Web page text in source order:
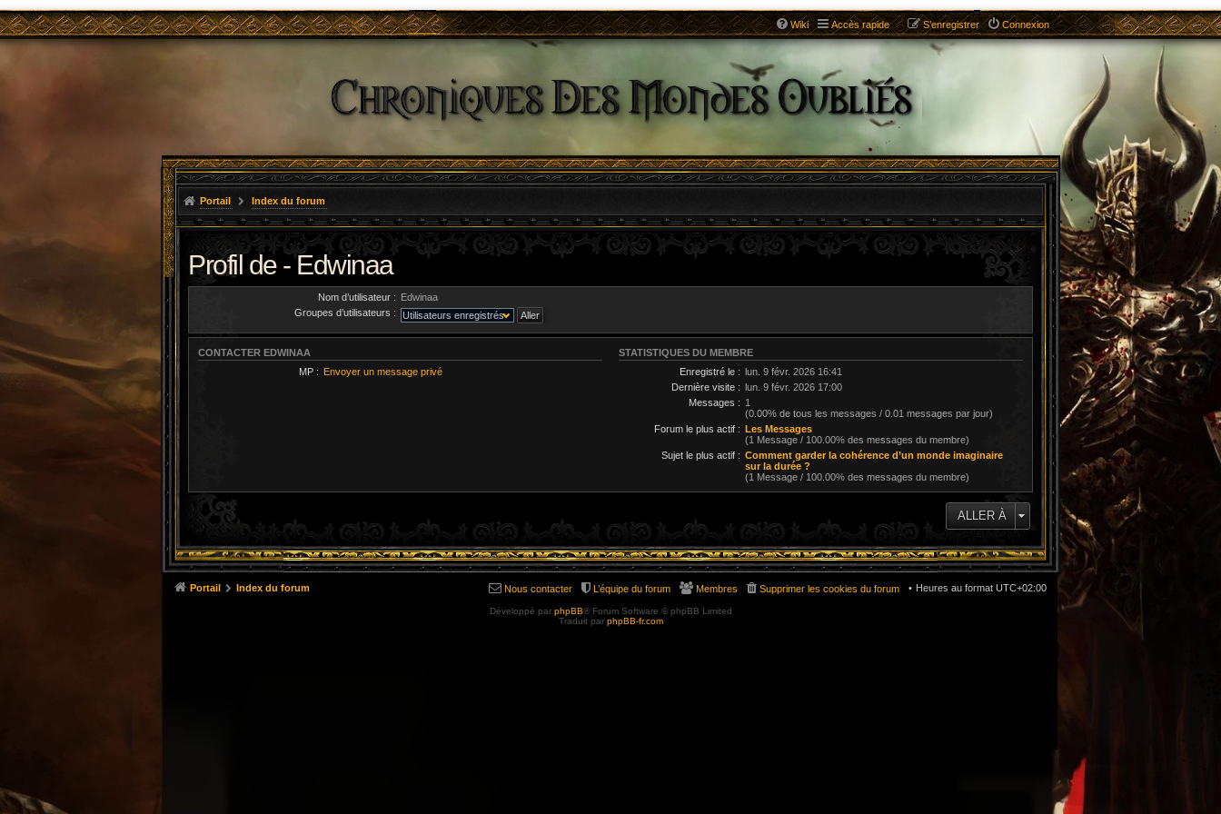
Wiki Accès rapide Connexion
S’enregistrer
Portail Index du forum
Profil de - Edwinaa
Nom d’utilisateur : Edwinaa
Groupes d’utilisateurs :
CONTACTER EDWINAA
MP : Envoyer un message privé
STATISTIQUES DU MEMBRE
Enregistré le : lun. 9 févr. 2026 16:41
Dernière visite : lun. 9 févr. 2026 17:00
Messages : 1
(0.00% de tous les messages / 0.01 messages par jour)
Forum le plus actif : Les Messages
(1 Message / 100.00% des messages du membre)
Sujet le plus actif : Comment garder la cohérence d’un monde imaginaire
sur la durée ?
(1 Message / 100.00% des messages du membre)
ALLER À
Portail Index du forum Heures au format UTC+02:00
Supprimer les cookies du forum
Membres
L’équipe du forum
Nous contacter
Développé par phpBB® Forum Software © phpBB Limited
Traduit par phpBB-fr.com